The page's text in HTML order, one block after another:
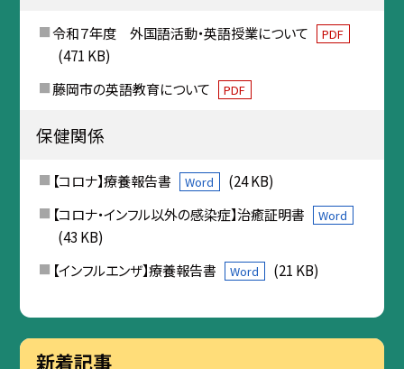
令和７年度 外国語活動・英語授業について PDF
(471 KB)
藤岡市の英語教育について
PDF
保健関係
【コロナ】療養報告書 Word
(24 KB)
【コロナ・インフル以外の感染症】治癒証明書
Word
(43 KB)
【インフルエンザ】療養報告書
Word (21 KB)
新着記事